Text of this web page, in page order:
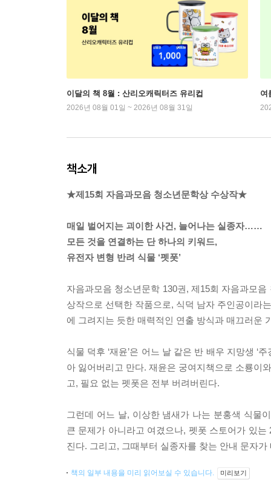
이달의 책 8월 : 산리오캐릭터즈 유리컵
2026년 08월 01일 ~ 2026년 08월 31일
여
책소개
★제15회 자음과모음 청소년문학상 수상작★
매일 벌어지는 괴이한 사건, 늘어나는 실종자……
모든 것을 연결하는 단 하나의 키워드,
유전자 변형 반려 식물 ‘펫폿’
자음과모음 청소년문학 130권, 제15회 자음과모
상작으로 선택한 작품으로, 식덕 남자 주인공이라
에 그려지는 듯한 매력적인 연출 방식과 매끄러운
식물 덕후 ‘재윤’은 어느 날 같은 반 배우 지망생 ‘
아 잃어버리고 만다. 재윤은 궁여지책으로 소룡이
고, 필요 없는 펫폿은 전부 버려버린다.
그런데 어느 날, 이상한 냄새가 나는 분홍색 식물
큰 문제가 아니라고 여겼으나, 펫폿 스토어가 있
진다. 그리고, 그때부터 실종자를 찾는 안내 문자
책의 일부 내용을 미리 읽어보실 수 있습니다. 미리보기